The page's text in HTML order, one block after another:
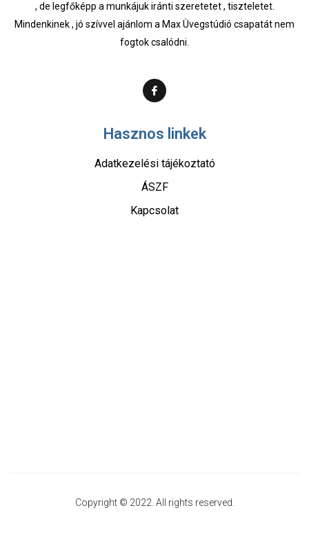
, de legfőképp a munkájuk iránti szeretetet , tiszteletet.
Mindenkinek , jó szívvel ajánlom a Max Üvegstúdió csapatát nem
fogtok csalódni.
Hasznos linkek
Adatkezelési tájékoztató
ÁSZF
Kapcsolat
Copyright © 2022. All rights reserved.